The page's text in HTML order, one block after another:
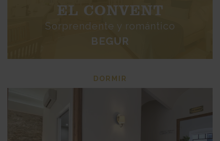
EL CONVENT
Sorprendente y romántico
BEGUR
DORMIR